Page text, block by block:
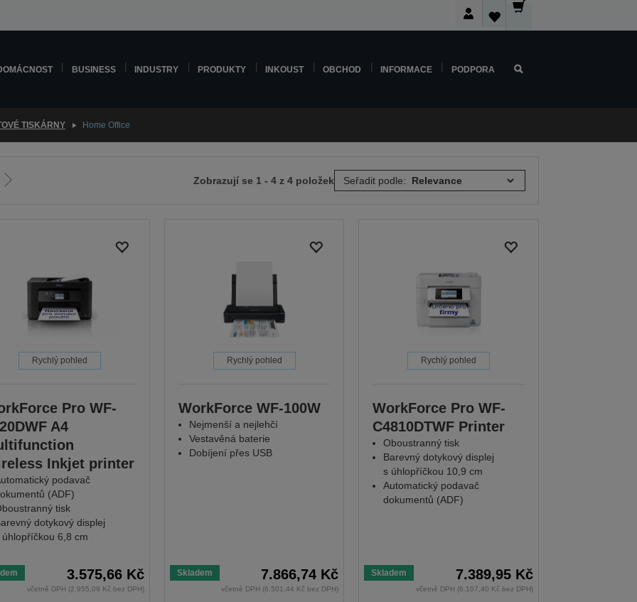
BUSINESS INDUSTRY PRODUKTY INKOUST OBCHOD INFORMACE PODPORA
TISKÁRNY Home Office
Jít
Zobrazují se 1 - 4 z 4 položek Seřadit podle:
Rychlý pohled
Pro WF-
A4
Inkjet printer
podavač
(ADF)
tisk
dotykový displej
úhlopříčkou 6,8 cm
3.575,66 Kč
včetně DPH (2.955,09 Kč bez DPH)
Rychlý pohled
WorkForce WF-100W
Nejmenší a nejlehčí
Vestavěná baterie
Dobíjení přes USB
Skladem 7.866,74 Kč
včetně DPH (6.501,44 Kč bez DPH)
Rychlý pohled
WorkForce Pro WF-
C4810DTWF Printer
Oboustranný tisk
Barevný dotykový displej
s úhlopříčkou 10,9 cm
Automatický podavač
dokumentů (ADF)
Skladem 7.389,95 Kč
včetně DPH (6.107,40 Kč bez DPH)